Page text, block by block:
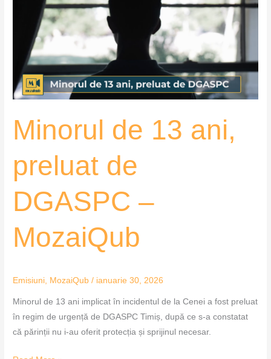
Minorul de 13 ani,
preluat de
DGASPC –
MozaiQub
Emisiuni MozaiQub / ianuarie 30, 2026
Minorul de 13 ani implicat în incidentul de la Cenei a fost preluat
în regim de urgență de DGASPC Timiș, după ce s-a constatat
că părinții nu i-au oferit protecția și sprijinul necesar.
preluat
DGASPC
MozaiQub